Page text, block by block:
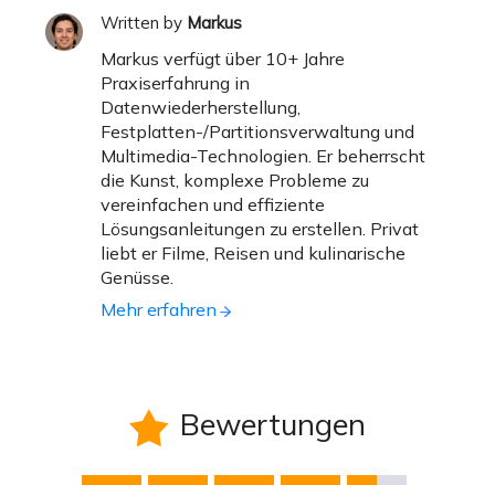
Written by Markus
Markus verfügt über 10+ Jahre
Praxiserfahrung in
Datenwiederherstellung,
Festplatten-/Partitionsverwaltung und
Multimedia-Technologien. Er beherrscht
die Kunst, komplexe Probleme zu
vereinfachen und effiziente
Lösungsanleitungen zu erstellen. Privat
liebt er Filme, Reisen und kulinarische
Genüsse.
Mehr erfahren
 Bewertungen